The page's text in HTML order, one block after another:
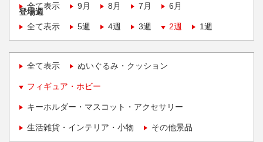
全て表示
9月 8月 7月 6月
登場週
全て表示
5週 4週 3週 2週 1週
全て表示 ぬいぐるみ・クッション
フィギュア・ホビー
キーホルダー・マスコット・アクセサリー
生活雑貨・インテリア・小物 その他景品